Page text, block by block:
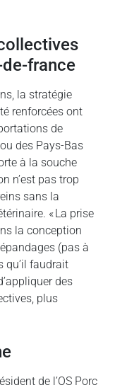
france
la stratégie
renforcées ont
de
des Pays-Bas
à la souche
n’est pas trop
sans la
« La prise
la conception
(pas à
qu’il faudrait
des
plus
de l’OS Porc